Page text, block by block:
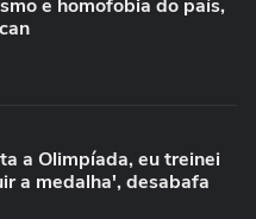
e homofobia do país,
a Olimpíada, eu treinei
a medalha', desabafa